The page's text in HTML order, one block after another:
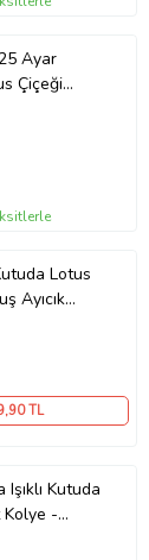
Ayar
Çiçeği
Lotus
Ayıcık
,90 TL
Işıklı Kutuda
-